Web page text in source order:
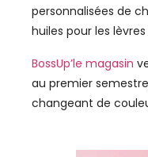
personnalisées de
huiles pour les
BossUp’le magasin
au premier
changeant de